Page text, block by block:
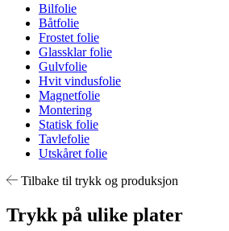
Bilfolie
Båtfolie
Frostet folie
Glassklar folie
Gulvfolie
Hvit vindusfolie
Magnetfolie
Montering
Statisk folie
Tavlefolie
Utskåret folie
Tilbake til trykk og produksjon
Trykk på ulike plater